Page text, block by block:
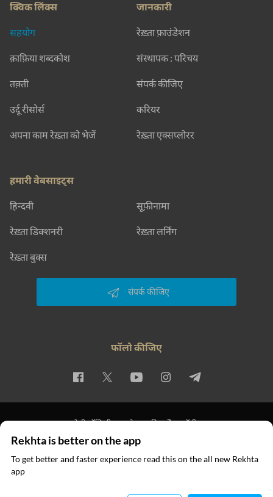
क्विक लिंक्स
सहयोग
क़ाफ़िया शब्दकोश
तक़्ती
उर्दू रीसोर्स
अपना काम रेख़्ता को भेजें
जानकारी
रेख़्ता फ़ाउंडेशन
संस्थापक : परिचय
संपर्क कीजिए
करियर
रेख़्ता एक्सप्लोरर
हमारी वेबसाइट्स
हिन्दवी सूफ़ीनामा
रेख़्ता डिक्शनरी रेख़्ता लर्निंग
रेख़्ता बुक्स
संपर्क कीजिए
फॉलो कीजिए
प्राइवेसी पॉलिसी इस्तेमाल की शर्तें कॉपीराइट
© 2026 Rekhta™ Foundation. All rights reserved.
Rekhta is better on the app
To get better and faster experience read this on the all new Rekhta
app